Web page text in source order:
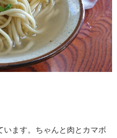
ます。ちゃんと肉とカマボ